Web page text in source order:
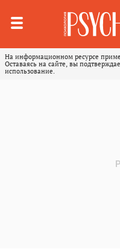
На информационном ресурсе
Оставаясь на сайте, вы
использование.